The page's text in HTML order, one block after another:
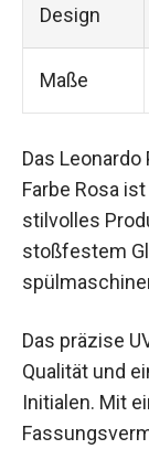
Design
Maße
Das
Farbe Rosa
stilvolles
stoßfestem
Das präzise
Qualität und
Initialen. Mit